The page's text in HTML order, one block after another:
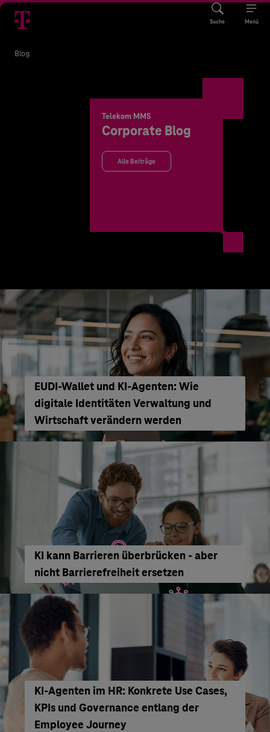
Suche Menü
Blog
Telekom MMS
Corporate Blog
Alle Beiträge
EUDI-Wallet und KI-Agenten: Wie
digitale Identitäten Verwaltung und
Wirtschaft verändern werden
KI kann Barrieren überbrücken - aber
nicht Barrierefreiheit ersetzen
KI‑Agenten im HR: Konkrete Use Cases,
KPIs und Governance entlang der
Employee Journey